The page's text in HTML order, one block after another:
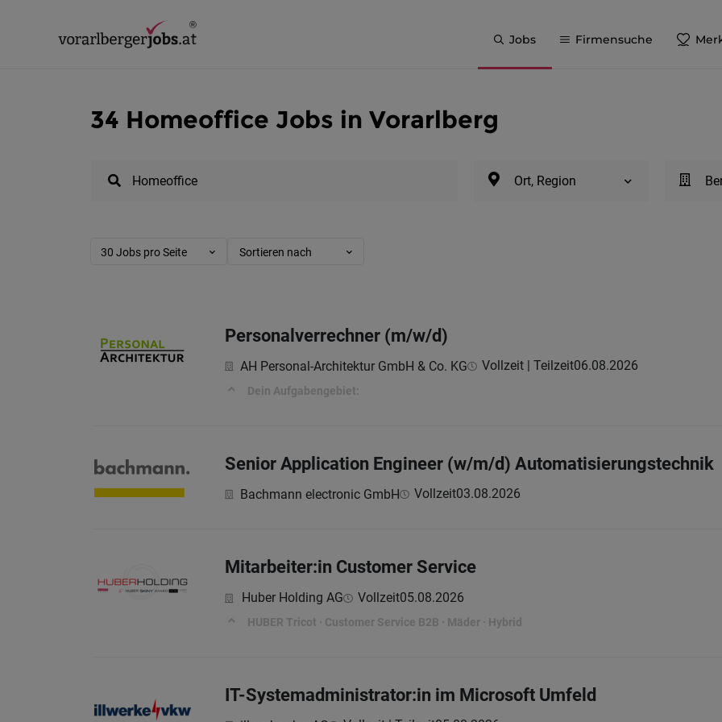
Jobs Firmensuche
34 Homeoffice Jobs in Vorarlberg
Ort, Region
30 Jobs pro Seite Sortieren nach
Personalverrechner (m/w/d)
AH Personal-Architektur GmbH & Co. KG Vollzeit | Teilzeit06.08.2026
Dein Aufgabengebiet:
Senior Application Engineer (w/m/d) Automatisierungstechnik
Bachmann electronic GmbH Vollzeit03.08.2026
Mitarbeiter:in Customer Service
Huber Holding AG Vollzeit05.08.2026
HUBER Tricot · Customer Service B2B · Mäder · Hybrid
IT-Systemadministrator:in im Microsoft Umfeld